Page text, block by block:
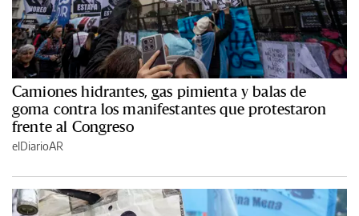
Camiones hidrantes, gas pimienta y balas de
goma contra los manifestantes que protestaron
frente al Congreso
elDiarioAR